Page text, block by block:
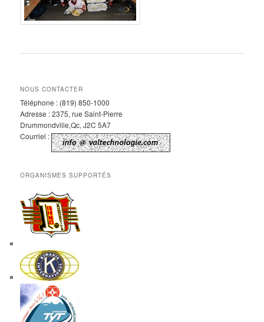
NOUS CONTACTER
Téléphone : (819) 850-1000
Adresse : 2375, rue Saint-Pierre
Drummondville,Qc, J2C 5A7
Courriel :
ORGANISMES SUPPORTÉS